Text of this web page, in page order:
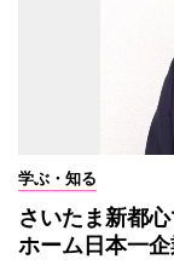
学ぶ・知る
さいたま新都
ホーム日本一